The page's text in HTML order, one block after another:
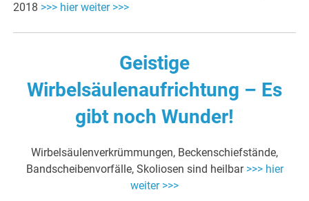
2018 >>> hier weiter >>>
Geistige
Wirbelsäulenaufrichtung – Es
gibt noch Wunder!
Wirbelsäulenverkrümmungen, Beckenschiefstände,
Bandscheibenvorfälle, Skoliosen sind heilbar >>> hier
weiter >>>